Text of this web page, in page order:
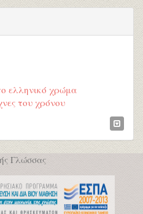
ελληνικό χρώμα
του χρόνου
Γλώσσας